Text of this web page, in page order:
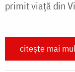
primit viață din
citește mai